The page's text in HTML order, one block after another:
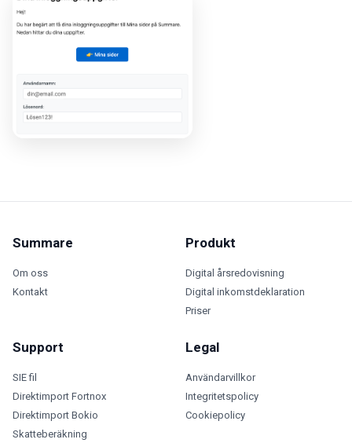
Summare
Om oss
Kontakt
Produkt
Digital årsredovisning
Digital inkomstdeklaration
Priser
Support
SIE fil
Direktimport Fortnox
Direktimport Bokio
Skatteberäkning
Legal
Användarvillkor
Integritetspolicy
Cookiepolicy